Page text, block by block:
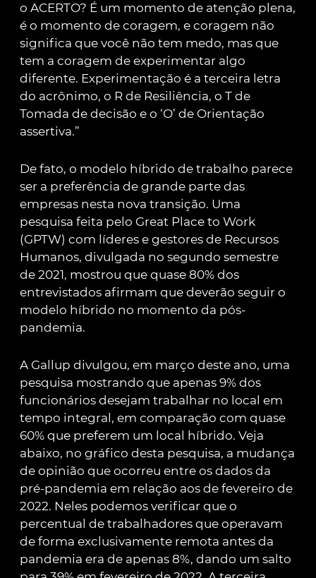
o ACERTO? É um momento de atenção plena,
é o momento de coragem, e coragem não
significa que você não tem medo, mas que
tem a coragem de experimentar algo
diferente. Experimentação é a terceira letra
do acrônimo, o R de Resiliência, o T de
Tomada de decisão e o ‘O’ de Orientação
assertiva.”
De fato, o modelo híbrido de trabalho parece
ser a preferência de grande parte das
empresas nesta nova transição. Uma
pesquisa feita pelo Great Place to Work
(GPTW) com líderes e gestores de Recursos
Humanos, divulgada no segundo semestre
de 2021, mostrou que quase 80% dos
entrevistados afirmam que deverão seguir o
modelo híbrido no momento da pós-
pandemia.
A Gallup divulgou, em março deste ano, uma
pesquisa mostrando que apenas 9% dos
funcionários desejam trabalhar no local em
tempo integral, em comparação com quase
60% que preferem um local híbrido. Veja
abaixo, no gráfico desta pesquisa, a mudança
de opinião que ocorreu entre os dados da
pré-pandemia em relação aos de fevereiro de
2022. Neles podemos verificar que o
percentual de trabalhadores que operavam
de forma exclusivamente remota antes da
pandemia era de apenas 8%, dando um salto